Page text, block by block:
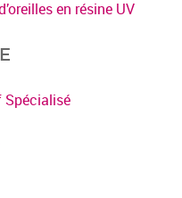
en résine UV